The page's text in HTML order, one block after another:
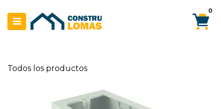
0
Todos los productos